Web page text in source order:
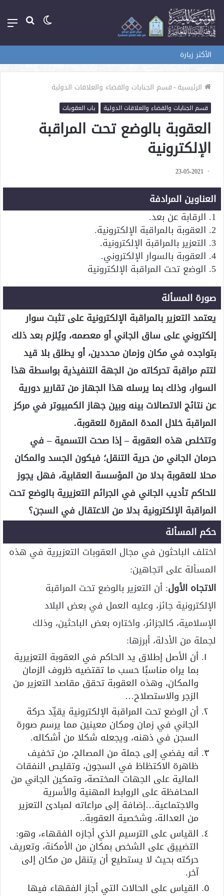
بحث الوضع
الأكثر زيارة
الرئيسية-قسم الجنايات والقضاء والعلاقات الدولية
قسم الجنايات والقضاء والعلاقات الدولية باب العقوبات
العقوبة بالوضع تحت المراقبة
الإلكترونية
23-05-2021
العناوين المرادفة
1. الرقابة عن بعد.
2. العقوبة بالمراقبة الإلكترونية.
3. التعزير بالمراقبة الإلكترونية.
4. العقوبة بالسوار الإلكتروني.
5. الوضع تحت المراقبة الإلكترونية
صورة المسألة
يعتمد التعزير بالمراقبة الإلكترونية على تثبت سوار
إلكتروني على ساق الجاني أو معصمه، ويُلزم بعد ذلك
بتواجده في مكان وزمان محددين، أو يطلق بلا قيد
لتتم مراقبة تحركاته من الجهة التنفيذية بواسطة هذا
السوار، وذلك بما يرسله هذا الجهاز من تقارير دورية
عن نتائج الاتصالات بينه وبين جهاز الكمبيوتر في مركز
المراقبة خلال المدة المقررة للعقوبة.
وتتخلص هذه العقوبة – إذا صحت التسمية – في
حرمان الجاني من حرية التنقل؛ فيكون الجسد والمكان
محلا للعقوبة بدلا من المؤسسة العقابية، فهل يجوز
للحاكم تأديب الجاني في الجرائم التعزيرية بالوضع تحت
المراقبة الإلكترونية بدلا من الاعتقال في السجن؟
حكم المسألة
اختلف الباحثون في مجال العقوبات التعزيرية في هذه
المسألة على اتجاهين:
الاتجاه الأول: أن التعزير بالوضع تحت المراقبة
الإلكترونية جائز، وعليه العمل في بعض البلاد
الإسلامية، كالجزائر، واختاره بعض الباحثين، وذلك
لجملة من الأدلة، أبرزها:
أن الأصل إطلاق يد الحاكم في العقوبة التعزيرية
بما يراه مناسبًا حسب ما تقتضيه ظروف الزمان
والمكان، وهذه العقوبة تحقق مقاصد التعزير من
الزجر والاستصلاح…
أن الوضع تحت المراقبة الإلكترونية يقيِّد حركة
الجاني في زمان ومكان معينين مما يرسم صورة
السجن في ذهنه، ويجعله شكلا من أشكاله.
أنه يفضي إلى جملة من المصالح، من تخفيف
ظاهرة الاكتظاظ في السجون، وتقليص النفقات
المالية على الجهات المختصة، وتمكين الجاني من
المحافظة على الروابط المهنية والأسرية
والاجتماعية…إضافة إلى مراعاته لمبادئ التعزير
من العدالة، وشخصية العقوبة..
القياس على الترسيم الذي أجازه الفقهاء، وهو:
التضييق على الشخص بمكان من الأمكنة، وتعريف
حركته بحيث لا يستطيع أن يتنقل من مكان إلى
آخر.
القياس على الحالات التي أجاز الفقهاء فيها